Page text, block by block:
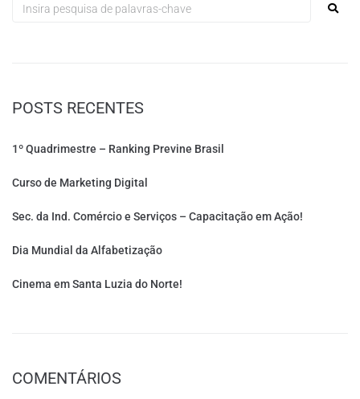
POSTS RECENTES
1º Quadrimestre – Ranking Previne Brasil
Curso de Marketing Digital
Sec. da Ind. Comércio e Serviços – Capacitação em Ação!
Dia Mundial da Alfabetização
Cinema em Santa Luzia do Norte!
COMENTÁRIOS